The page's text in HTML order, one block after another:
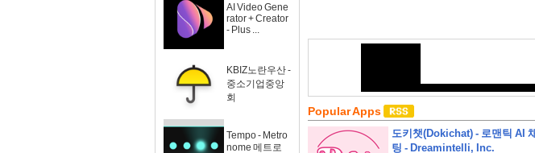
AI Video Gene
rator + Creator
- Plus ...
KBIZ노란우산 -
중소기업중앙
회
Tempo - Metro
nome 메트로
Popular Apps
도키챗(Dokichat) - 로맨틱 AI
팅 - Dreamintelli, Inc.